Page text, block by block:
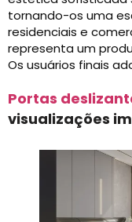
tornando-os uma
residenciais e
representa um
Os usuários finais
Portas
visualizações